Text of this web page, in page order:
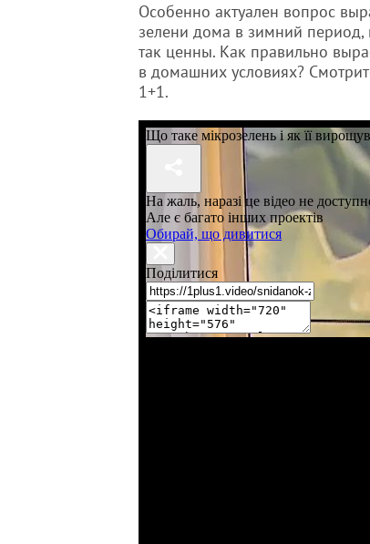
Особенно актуален вопрос
зелени дома в зимний период,
так ценны. Как правильно
в домашних условиях?
1+1.